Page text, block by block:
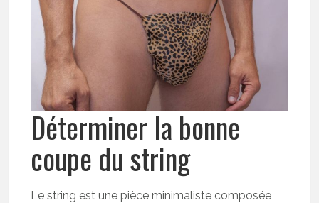
Déterminer la bonne
coupe du string
Le string est une pièce minimaliste composée